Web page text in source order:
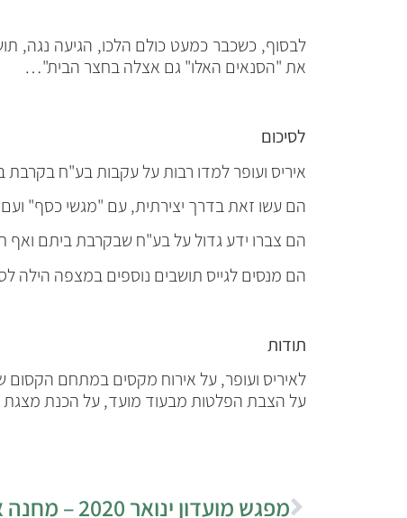
לבסוף, כשכבר כמעט כולם הלכו, הגיעה נגה,
את "הסנאים האלו" גם אצלה בחצר הבית"…
לסיכום
איריס ועופר למדו רבות על עקבות בע"ח
הם עשו זאת בדרך יצירתית, עם "מגשי כסף"
הם צברו ידע גדול על בע"ח שבקרבת ביתם ואף
הם מנסים לגייס תושבים נוספים במצפה הילה
תודות
לאיריס ועופר, על אירוח מקסים במתחם
על הצבת הפלטות מבעוד מועד, על הכנת מצגת
מפגש מועדון ינואר 2020 – מחנה אקולוגי בערבה